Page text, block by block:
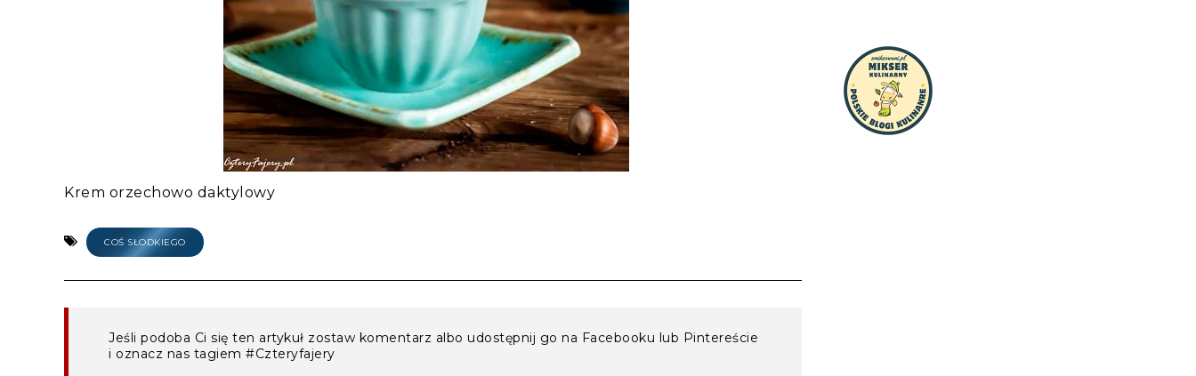
Krem orzechowo daktylowy
COŚ SŁODKIEGO
Jeśli podoba Ci się ten artykuł zostaw komentarz albo udostępnij go na Facebooku lub Pintereście
i oznacz nas tagiem #Czteryfajery